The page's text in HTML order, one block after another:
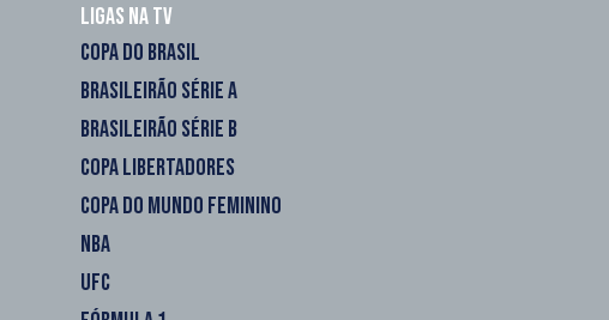
Ligas na TV
COPA DO BRASIL
BRASILEIRÃO SÉRIE A
BRASILEIRÃO SÉRIE B
COPA LIBERTADORES
COPA DO MUNDO FEMININO
NBA
UFC